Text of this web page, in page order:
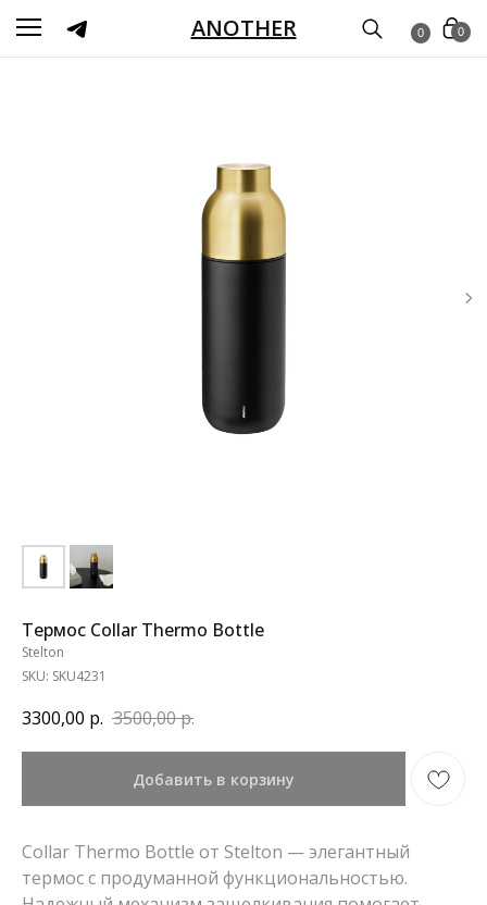
0 0
ANOTHER
Термос Collar Thermo Bottle
Stelton
SKU: SKU4231
3300,00 р. 3500,00р.
Добавить в корзину
Collar Thermo Bottle от Stelton — элегантный
термос с продуманной функциональностью.